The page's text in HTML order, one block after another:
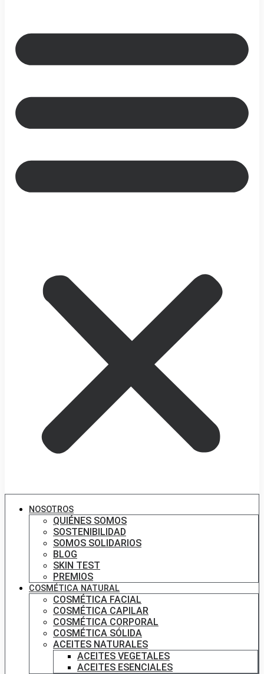
NOSOTROS
QUIÉNES SOMOS
SOSTENIBILIDAD
SOMOS SOLIDARIOS
BLOG
SKIN TEST
PREMIOS
COSMÉTICA NATURAL
COSMÉTICA FACIAL
COSMÉTICA CAPILAR
COSMÉTICA CORPORAL
COSMÉTICA SÓLIDA
ACEITES NATURALES
ACEITES VEGETALES
ACEITES ESENCIALES